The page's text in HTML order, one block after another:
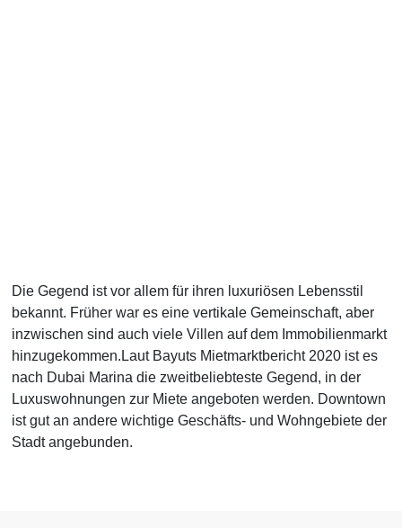
Die Gegend ist vor allem für ihren luxuriösen Lebensstil
bekannt. Früher war es eine vertikale Gemeinschaft, aber
inzwischen sind auch viele Villen auf dem Immobilienmarkt
hinzugekommen.Laut Bayuts Mietmarktbericht 2020 ist es
nach Dubai Marina die zweitbeliebteste Gegend, in der
Luxuswohnungen zur Miete angeboten werden. Downtown
ist gut an andere wichtige Geschäfts- und Wohngebiete der
Stadt angebunden.